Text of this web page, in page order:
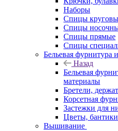
Наборы
Спицы
Спицы
Спицы прямые
Спицы
Бельевая фурнитура
Назад
Бельевая
материалы
Бретели,
Корсетная
Застежки для
Цветы,
Вышивание